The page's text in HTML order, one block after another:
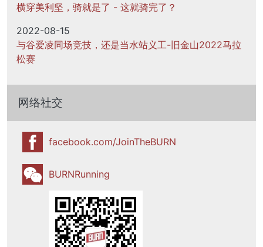
横穿美利坚，骑就是了 - 这就骑完了？
2022-08-15
与谷爱凌同场竞技，还是当水站义工-旧金山2022马拉
松赛
网络社交
facebook.com/JoinTheBURN
BURNRunning